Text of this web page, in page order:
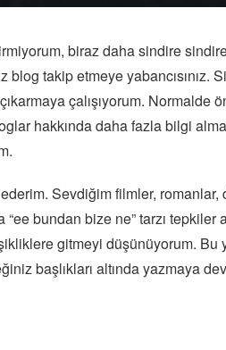
biraz daha sindire
takip etmeye yabancısınız.
çalışıyorum. Normalde
hakkında daha fazla bilgi
ederim. Sevdiğim filmler,
bundan bize ne” tarzı tepkiler
gitmeyi düşünüyorum.
başlıkları altında yazmaya